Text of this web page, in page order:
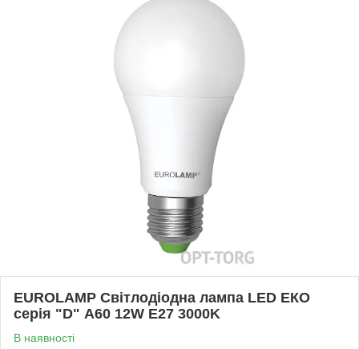
EUROLAMP Світлодіодна лампа LED ЕКО
серія "D" А60 12W E27 3000K
В наявності